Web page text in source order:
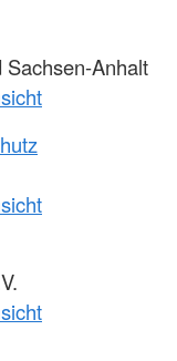
Anhalt